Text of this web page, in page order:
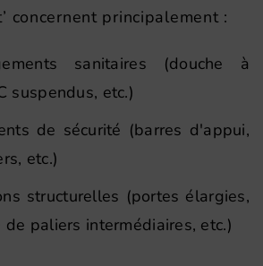
concernent principalement :
sanitaires (douche à
suspendus, etc.)
de sécurité (barres d'appui,
etc.)
structurelles (portes élargies,
de paliers intermédiaires, etc.)